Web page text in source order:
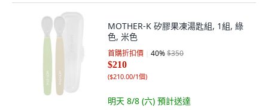
MOTHER-K 矽膠果凍湯匙組, 1組, 綠
色, 米色
首購折扣價 40%$350
$210
($210.00/1個)
明天 8/8 (六) 預計送達